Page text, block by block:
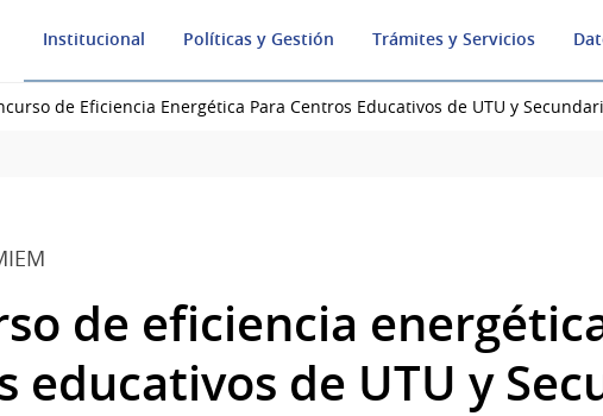
Institucional Políticas y Gestión Trámites y Servicios
de Eficiencia Energética Para Centros Educativos de UTU y
de eficiencia
educativos de UTU y